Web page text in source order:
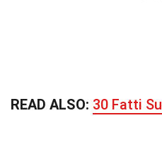
READ ALSO: 30 Fatti